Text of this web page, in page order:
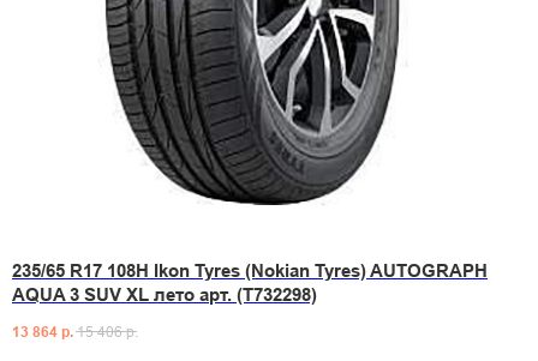
235/65 R17 108H Ikon Tyres (Nokian Tyres) AUTOGRAPH
AQUA 3 SUV XL лето арт. (T732298)
13 864 р. 15 406 р.